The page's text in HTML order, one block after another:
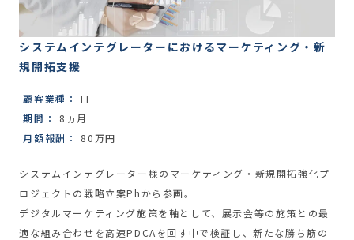
システムインテグレーターにおけるマーケティング・新
規開拓支援
顧客業種：
IT
期間：
8ヵ月
月額報酬：
80万円
システムインテグレーター様のマーケティング・新規開拓強化プ
ロジェクトの戦略立案Phから参画。
デジタルマーケティング施策を軸として、展示会等の施策との最
適な組み合わせを高速PDCAを回す中で検証し、新たな勝ち筋の